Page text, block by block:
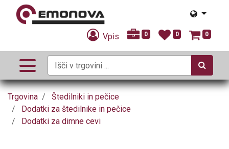
Vpis 0 0 0
Trgovina
Štedilniki in pečice
Dodatki za štedilnike in pečice
Dodatki za dimne cevi